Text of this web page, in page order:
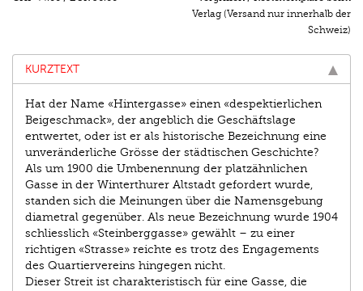
Verlag (Versand nur innerhalb der
Schweiz)
KURZTEXT
Hat der Name «Hintergasse» einen «despektierlichen
Beigeschmack», der angeblich die Geschäftslage
entwertet, oder ist er als historische Bezeichnung eine
unveränderliche Grösse der städtischen Geschichte?
Als um 1900 die Umbenennung der platzähnlichen
Gasse in der Winterthurer Altstadt gefordert wurde,
standen sich die Meinungen über die Namensgebung
diametral gegenüber. Als neue Bezeichnung wurde 1904
schliesslich «Steinberggasse» gewählt – zu einer
richtigen «Strasse» reichte es trotz des Engagements
des Quartiervereins hingegen nicht.
Dieser Streit ist charakteristisch für eine Gasse, die